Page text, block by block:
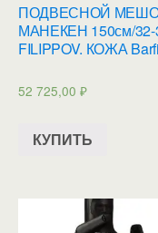
ПОДВЕСНОЙ
МАНЕКЕН 150см/32-
FILIPPOV. КОЖА
52 725,00 ₽
КУПИТЬ